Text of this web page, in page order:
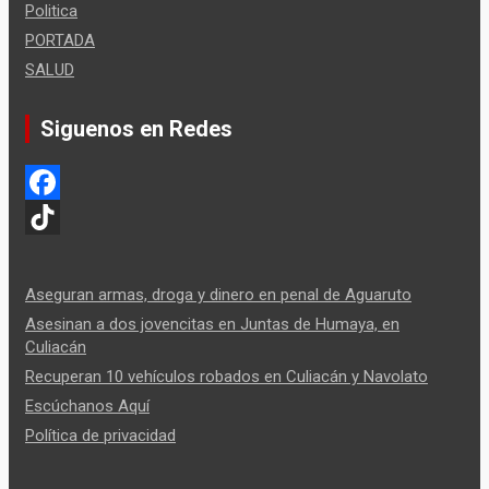
Politica
PORTADA
SALUD
Siguenos en Redes
F
c
e
b
o
k
T
k
Aseguran armas, droga y dinero en penal de Aguaruto
Asesinan a dos jovencitas en Juntas de Humaya, en
Culiacán
Recuperan 10 vehículos robados en Culiacán y Navolato
Escúchanos Aquí
Política de privacidad